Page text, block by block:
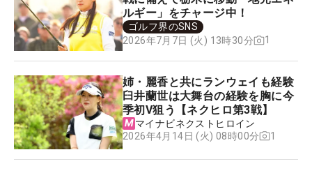
ルギー」をチャージ中！
ゴルフ界のSNS
2026年7月7日 (火) 13時30分
1
姉・麗香と共にランウェイも経験
臼井蘭世は大舞台の経験を胸に今
季初V狙う【ネクヒロ第3戦】
マイナビネクストヒロイン
2026年4月14日 (火) 08時00分
1